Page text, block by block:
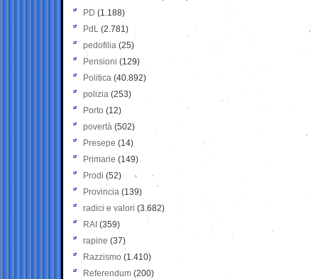
PD (1.188)
PdL (2.781)
pedofilia (25)
Pensioni (129)
Politica (40.892)
polizia (253)
Porto (12)
povertà (502)
Presepe (14)
Primarie (149)
Prodi (52)
Provincia (139)
radici e valori (3.682)
RAI (359)
rapine (37)
Razzismo (1.410)
Referendum (200)